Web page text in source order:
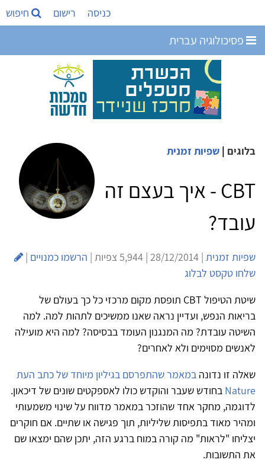
כניסה רישום חיפוש
פסיכולוגיה עברית
בלוגים | שפיות זמנית
CBT - איך בעצם זה
עובד?
שפיות זמנית | 28/12/2014 | 5,944 צפיות | הרשמו כמנויים |
שלחו טקסט לבלוג
שיטת הטיפולCBT תופסת מקום מרכזי כל כך בעולם של
בריאות הנפש, ועדיין נראה שאנו ממשיכים לתהות למה. למה
השיטה עובדת? מה המנגנון העומד בבסיסה? למה היא מועילה
לאנשים מסוימים ולא לאחרים?
שאלה זו נדונה במאמר שהתפרסם בגיליון מיוחד של כתב העת
Nature בחודש שעבר והוקדש כולו לאספקטים שונים של דיכאון.
לדוגמה, מחקר אחד שהוזכר במאמר מדווח על שינוי משמעותי
ומהיר מאוד בתפיסות שליליות, תוך פגישה או שתיים. אם חוקרים
יצליחו "לראות" מה קורה במוח ברגע הזה, יתכן שהם ימצאו שם
את התשובות.